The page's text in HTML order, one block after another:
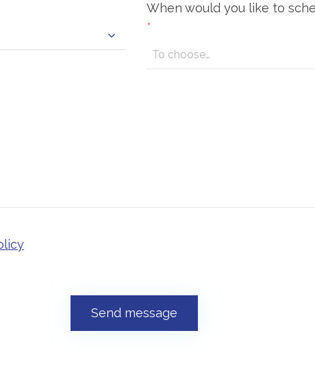
When would you like to
*
Send message